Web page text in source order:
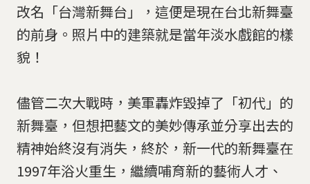
改名「台灣新舞台」，這便是現在台北新舞臺
的前身。照片中的建築就是當年淡水戲館的樣
貌！
儘管二次大戰時，美軍轟炸毀掉了「初代」的
新舞臺，但想把藝文的美妙傳承並分享出去的
精神始終沒有消失，終於，新一代的新舞臺在
1997年浴火重生，繼續哺育新的藝術人才、